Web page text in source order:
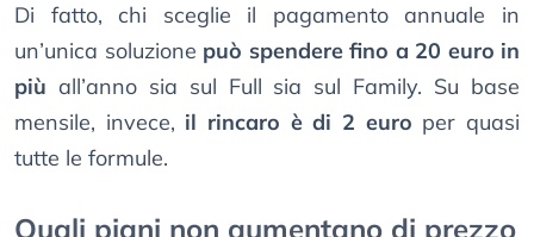
Di fatto, chi sceglie il pagamento annuale in
un’unica soluzione può spendere fino a 20 euro in
più all’anno sia sul Full sia sul Family. Su base
mensile, invece, il rincaro è di 2 euro per quasi
tutte le formule.
Quali piani non aumentano di prezzo